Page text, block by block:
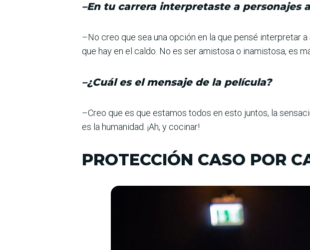
–En tu carrera interpretaste a personajes
–No creo que sea una opción en la que pensé interpretar
que hay en el caldo. No es ser amistosa o inamistosa, es
–¿Cuál es el mensaje de la película?
–Creo que es que estamos todos en esto juntos, la
es la humanidad. ¡Ah, y cocinar!
PROTECCIÓN CASO POR